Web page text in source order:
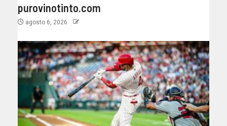
purovinotinto.com
agosto 6, 2026